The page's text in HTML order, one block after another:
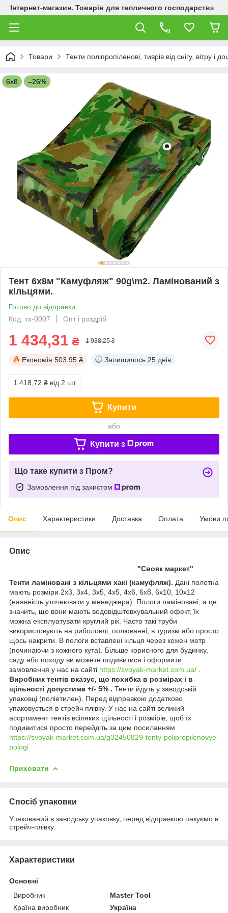
Інтернет-магазин. Товарів для тепличного господарства
Товари Тенти поліпропіленові, тиврів від снігу, вітру і
6х8 –26%
Тент 6х8м "Камуфляж" 90g\m2. Ламінований з
кільцями.
Готово до відправки
Код: тх-0007
Опт і роздріб
1 434,31 ₴ 1 938,25 ₴
Економія 503.95 ₴ Залишилось 25 днів
1 418,72 ₴ від 2 шт.
Купити
або
Купити з
Що таке купити з Пром?
Замовлення під захистом
Опис Характеристики Доставка Оплата Умови
Опис
"Свояк маркет"
Тенти ламіновані з кільцями хакі (камуфляж). Дані полотна
мають розміри 2х3, 3х4, 3х5, 4х5, 4х6, 6х8, 6х10, 10x12
(наявність уточнювати у менеджера). Пологи ламіновані, а це
значить, що вони мають водовідштовхувальний ефект, їх
можна експлуатувати круглий рік. Часто такі труби
використовують на риболовлі, полюванні, в туризм або просто
щось накрити. В пологи вставлені кільця через кожен метр
(починаючи з кожного кута). Більше корисного для будинку,
саду або походу ви можете подивитися і оформити
замовлення у нас на сайті https://svoyak-market.com.ua/
Виробник тентів вказує, що похибка в розмірах і в
щільності допустима +/- 5% . Тенти йдуть у заводській
упаковці (поліетилен). Перед відправкою додатково
упаковується в стрейч плівку. У нас на сайті великий
асортимент тентів всіляких щільності і розмірів, щоб їх
подивитися просто перейдіть за цим посиланням
https://svoyak-market.com.ua/g32450829-tenty-polipropilenovye-
pologi
Приховати
Спосіб упаковки
Упакований в заводську упаковку, перед відправкою пакуємо в
стрейч-плівку.
Характеристики
Основні
Виробник
Master Tool
Країна виробник
Україна